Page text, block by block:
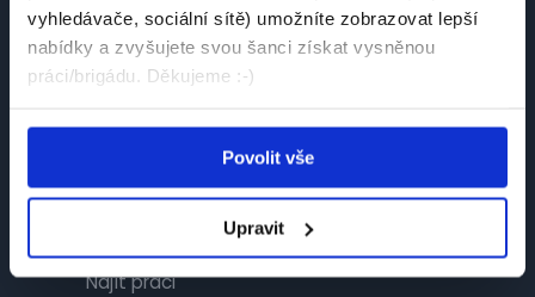
vyhledávače, sociální sítě) umožníte zobrazovat lepší
nabídky a zvyšujete svou šanci získat vysněnou
práci/brigádu. Děkujeme :-)
Povolit vše
Upravit
Česká platforma pro hledání práce a talentů.
Spojujeme kandidáty se zaměstnavateli.
Najít práci